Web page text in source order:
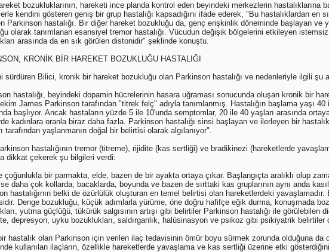
bozukluklarının, hareketi ince planda kontrol eden beyindeki merkezlerin hastalıklarına
kendini gösteren geniş bir grup hastalığı kapsadığını ifade ederek, "Bu hastalıklardan en
Parkinson hastalığı. Bir diğer hareket bozukluğu da, genç erişkinlik döneminde başlayan
olarak tanımlanan esansiyel tremor hastalığı. Vücudun değişik bölgelerini etkileyen
arasında da en sık görülen distonidir" şeklinde konuştu.
KRONİK BİR HAREKET BOZUKLUĞU HASTALIĞI
sürdüren Bilici, kronik bir hareket bozukluğu olan Parkinson hastalığı ve nedenleriyle ilgili şu
hastalığı, beyindeki dopamin hücrelerinin hasara uğraması sonucunda oluşan kronik bir
James Parkinson tarafından "titrek felç" adıyla tanımlanmış. Hastalığın başlama yaşı
başlıyor. Ancak hastaların yüzde 5 ile 10'unda semptomlar, 20 ile 40 yaşları arasında ortaya
kadınlara oranla biraz daha fazla. Parkinson hastalığı sinsi başlayan ve ilerleyen bir
tarafından yaşlanmanın doğal bir belirtisi olarak algılanıyor".
hastalığının tremor (titreme), rijidite (kas sertliği) ve bradikinezi (hareketlerde
dikkat çekerek şu bilgileri verdi:
çoğunlukla bir parmakta, elde, bazen de bir ayakta ortaya çıkar. Başlangıçta aralıklı olup
daha çok kollarda, bacaklarda, boyunda ve bazen de sırttaki kas gruplarının aynı anda
hastalığının belki de özürlülük oluşturan en temel belirtisi olan hareketlerdeki yavaşlamadır.
Denge bozukluğu, küçük adımlarla yürüme, öne doğru hafifçe eğik durma, konuşmada
yutma güçlüğü, tükürük salgısının artışı gibi belirtiler Parkinson hastalığı ile görülebilen
depresyon, uyku bozuklukları, saldırganlık, halüsinasyon ve psikoz gibi psikiyatrik belirtiler
hastalık olan Parkinson için verilen ilaç tedavisinin ömür boyu sürmek zorunda olduğuna da
kullanılan ilaçların, özellikle hareketlerde yavaşlama ve kas sertliği üzerine etki